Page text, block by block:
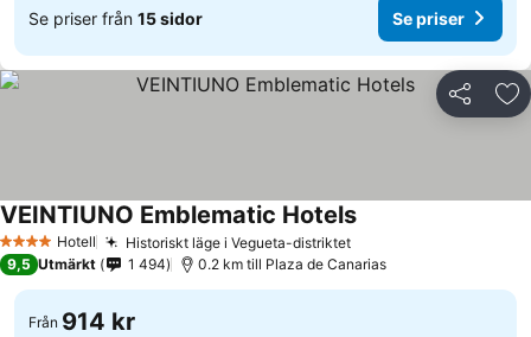
Se priser från 15 sidor Se priser
Dela
4 StjärnorHotell Historiskt läge i Vegueta-distriktet
VEINTIUNO Emblematic Hotels
9,5 Utmärkt 1 494 0.2 km till Plaza de Canarias
Från 914 kr